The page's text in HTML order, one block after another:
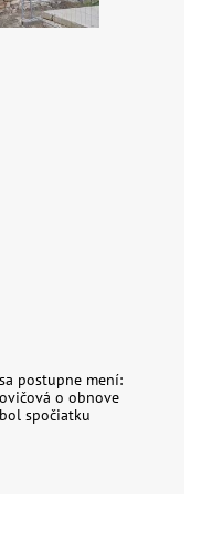
postupne mení:
o obnove
spočiatku